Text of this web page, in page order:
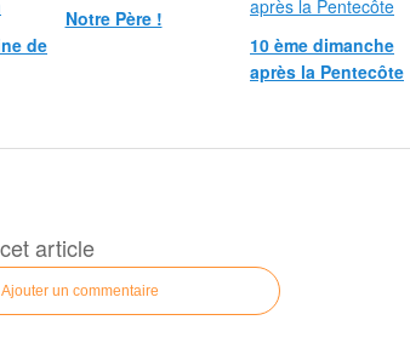
de
Notre Père !
10 ème dimanche
après la Pentecôte
article
Ajouter un commentaire